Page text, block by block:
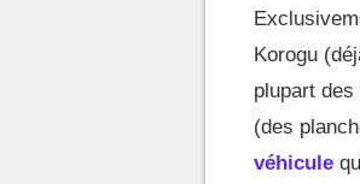
Korogu
plupart
(des
véhicule